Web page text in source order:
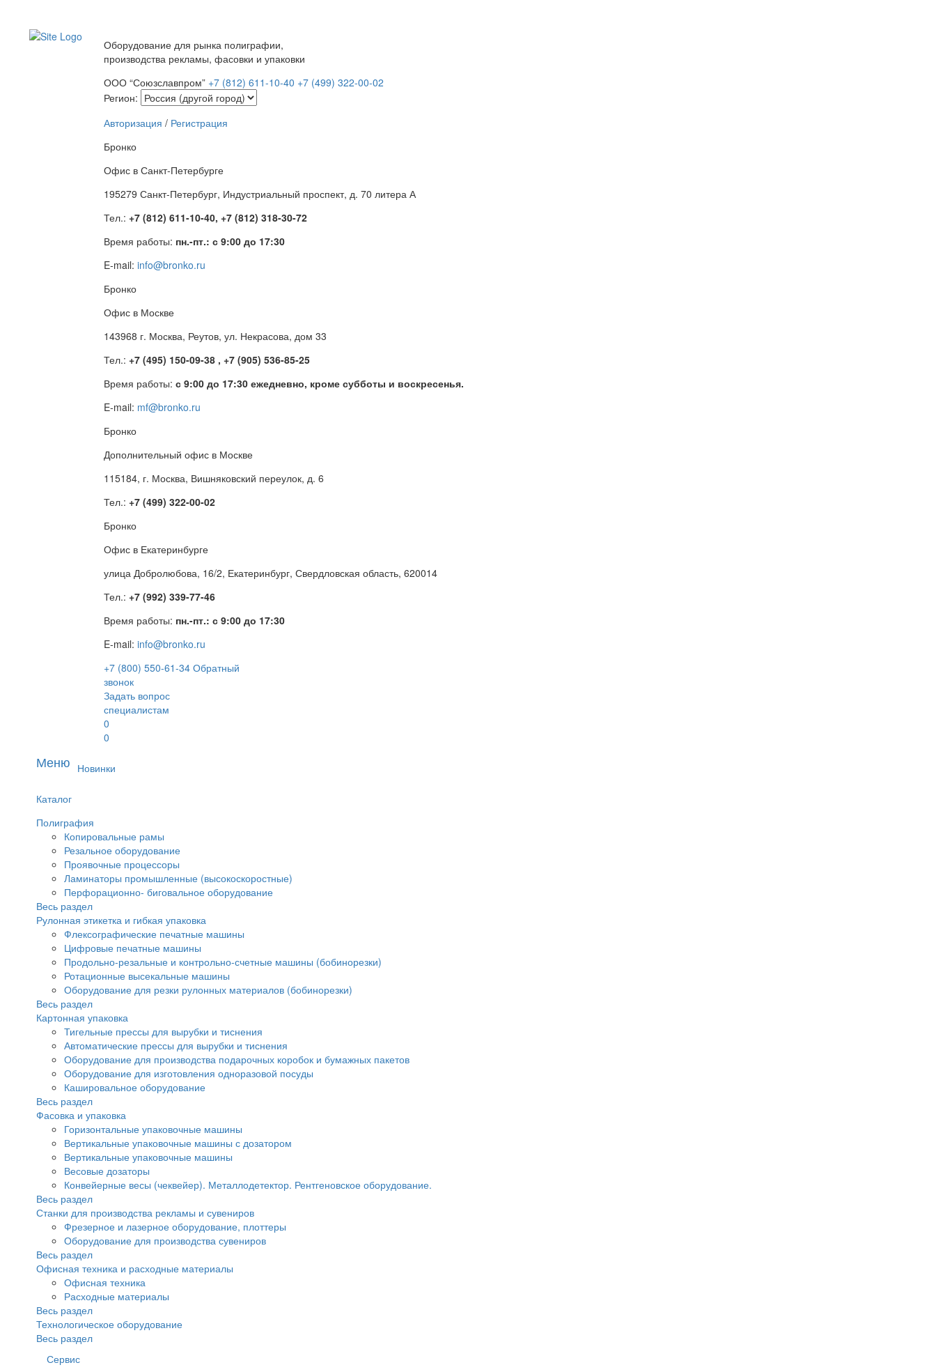
Оборудование для рынка полиграфии,
производства рекламы, фасовки и упаковки
ООО “Союзславпром” +7 (812) 611-10-40 +7 (499) 322-00-02
Регион:
Авторизация / Регистрация
Бронко
Офис в Санкт-Петербурге
195279 Санкт-Петербург, Индустриальный проспект, д. 70 литера А
Тел.: +7 (812) 611-10-40, +7 (812) 318-30-72
Время работы: пн.-пт.: с 9:00 до 17:30
E-mail: info@bronko.ru
Бронко
Офис в Москве
143968 г. Москва, Реутов, ул. Некрасова, дом 33
Тел.: +7 (495) 150-09-38 , +7 (905) 536-85-25
Время работы: с 9:00 до 17:30 ежедневно, кроме субботы и воскресенья.
E-mail: mf@bronko.ru
Бронко
Дополнительный офис в Москве
115184, г. Москва, Вишняковский переулок, д. 6
Тел.: +7 (499) 322-00-02
Бронко
Офис в Екатеринбурге
улица Добролюбова, 16/2, Екатеринбург, Свердловская область, 620014
Тел.: +7 (992) 339-77-46
Время работы: пн.-пт.: с 9:00 до 17:30
E-mail: info@bronko.ru
+7 (800) 550-61-34 Обратный
звонок
Задать вопрос
специалистам
0
0
Меню Новинки
Каталог
Полиграфия
Копировальные рамы
Резальное оборудование
Проявочные процессоры
Ламинаторы промышленные (высокоскоростные)
Перфорационно- биговальное оборудование
Весь раздел
Рулонная этикетка и гибкая упаковка
Флексографические печатные машины
Цифровые печатные машины
Продольно-резальные и контрольно-счетные машины (бобинорезки)
Ротационные высекальные машины
Оборудование для резки рулонных материалов (бобинорезки)
Весь раздел
Картонная упаковка
Тигельные прессы для вырубки и тиснения
Автоматические прессы для вырубки и тиснения
Оборудование для производства подарочных коробок и бумажных пакетов
Оборудование для изготовления одноразовой посуды
Кашировальное оборудование
Весь раздел
Фасовка и упаковка
Горизонтальные упаковочные машины
Вертикальные упаковочные машины с дозатором
Вертикальные упаковочные машины
Весовые дозаторы
Конвейерные весы (чеквейер). Металлодетектор. Рентгеновское оборудование.
Весь раздел
Станки для производства рекламы и сувениров
Фрезерное и лазерное оборудование, плоттеры
Оборудование для производства сувениров
Весь раздел
Офисная техника и расходные материалы
Офисная техника
Расходные материалы
Весь раздел
Технологическое оборудование
Весь раздел
Сервис